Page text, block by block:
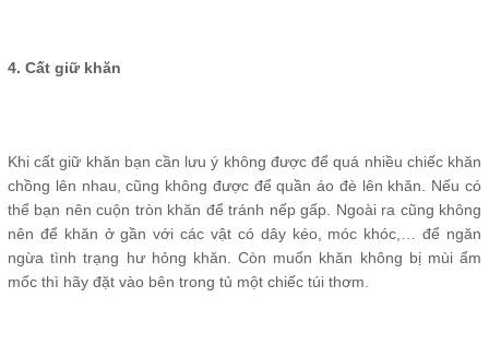
4. Cất giữ khăn
Khi cất giữ khăn bạn cần lưu ý không được để quá nhiều chiếc khăn
chồng lên nhau, cũng không được để quần áo đè lên khăn. Nếu có
thể bạn nên cuộn tròn khăn để tránh nếp gấp. Ngoài ra cũng không
nên để khăn ở gần với các vật có dây kéo, móc khóc,… để ngăn
ngừa tình trạng hư hỏng khăn. Còn muốn khăn không bị mùi ẩm
mốc thì hãy đặt vào bên trong tủ một chiếc túi thơm.